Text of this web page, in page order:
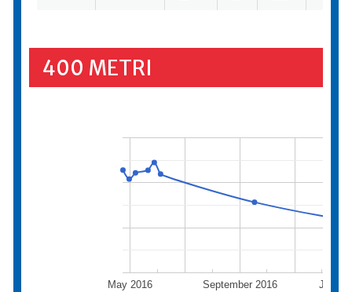
400 METRI
May 2016 September 2016